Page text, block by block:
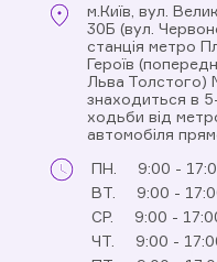
м.Київ, вул.
30Б (вул.
станція метро
Героїв
Льва Толстого)
знаходиться в
ходьби від
автомобіля
ПН.
9:00 -
ВТ.
9:00 -
СР.
9:00 -
ЧТ.
9:00 -